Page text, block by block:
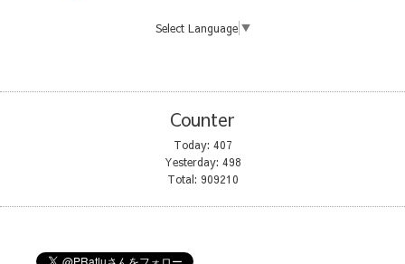
Select Language ▼
Counter
Today: 407
Yesterday: 498
Total: 909210